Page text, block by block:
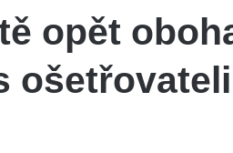
opět
ošetřovateli